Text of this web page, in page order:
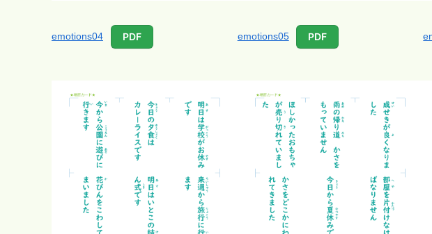
emotions04 PDF emotions05 PDF